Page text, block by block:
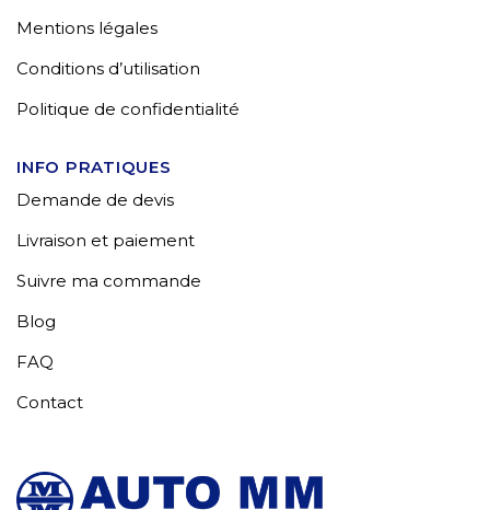
Mentions légales
Conditions d’utilisation
Politique de confidentialité
INFO PRATIQUES
Demande de devis
Livraison et paiement
Suivre ma commande
Blog
FAQ
Contact